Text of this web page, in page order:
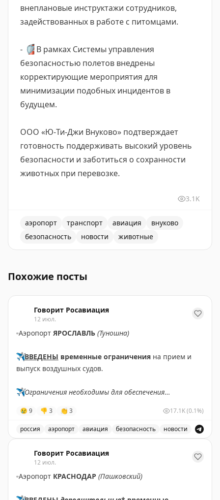
внеплановые инструктажи сотрудников,
задействованных в работе с питомцами.
- 🛡️ В рамках Системы управления
безопасностью полетов внедрены
корректирующие мероприятия для
минимизации подобных инцидентов в
будущем.
ООО «Ю‑Ти‑Джи Внуково» подтверждает
готовность поддерживать высокий уровень
безопасности и заботиться о сохранности
животных при перевозке.
3.1K
аэропорт транспорт авиация
внуково
безопасность
новости животные
Похожие посты
Говорит Росавиация
12 июл.
▫️Аэропорт ЯРОСЛАВЛЬ (Туношна)
✈️ВВЕДЕНЫ временные ограничения на прием и
выпуск воздушных судов.
✈️Ограничения необходимы для обеспечения
✈️ Говорит Росавиация|МАХ
😢 9 👎 3 👏 3 17.1K(0.1%)
россия аэропорт авиация безопасность новости
Говорит Росавиация
12 июл.
▫️Аэропорт КРАСНОДАР (Пашковский)